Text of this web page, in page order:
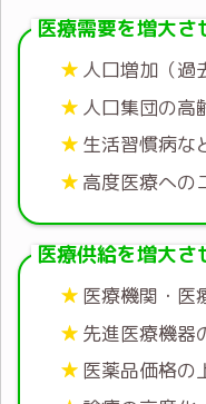
医療需要を増大さ
人口増加（過
人口集団の高
生活習慣病な
高度医療への
医療供給を増大さ
医療機関・医
先進医療機器
医薬品価格の